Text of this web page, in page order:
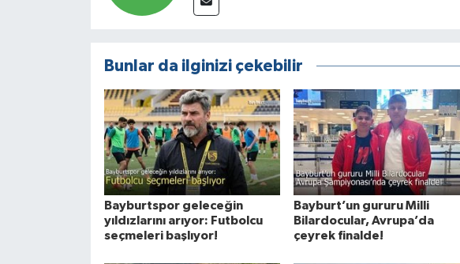
Bunlar da ilginizi çekebilir
Bayburtspor geleceğin
yıldızlarını arıyor: Futbolcu
seçmeleri başlıyor!
Bayburt’un gururu Milli
Bilardocular, Avrupa’da
çeyrek finalde!